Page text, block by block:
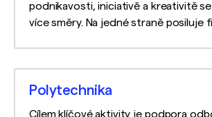
podnikavosti, iniciativě a kreativitě
více směry. Na jedné straně posiluje
„měkkých kompetencí“.
Polytechnika
Cílem klíčové aktivity je podpora